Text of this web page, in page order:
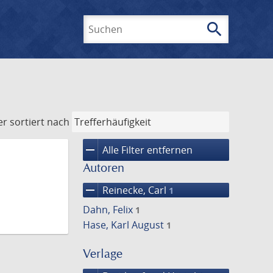
search
sortiert nach
remove Alle Filter entfernen
Autoren
remove Reinecke, Carl 1
Dahn, Felix 1
Hase, Karl August 1
Verlage